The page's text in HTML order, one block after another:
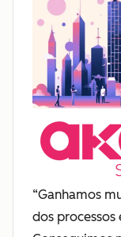
“Ganhamos
dos